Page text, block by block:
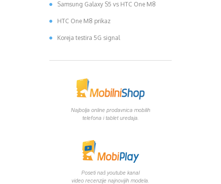
Samsung Galaxy S5 vs HTC One M8
HTC One M8 prikaz
Koreja testira 5G signal
Najbolja online prodavnica mobilih
telefona i tablet uredaja.
Poseti naš youtube kanal
video recenzije najnovijih modela.